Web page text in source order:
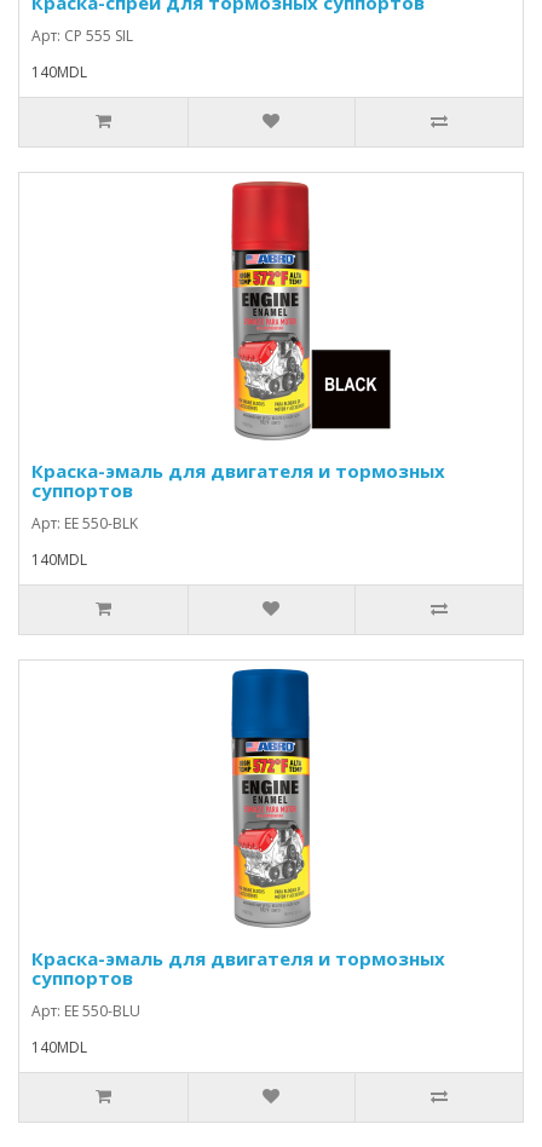
Арт: CP 555 SIL
140MDL
Краска-эмаль для двигателя и тормозных
суппортов
Арт: EE 550-BLK
140MDL
Краска-эмаль для двигателя и тормозных
суппортов
Арт: EE 550-BLU
140MDL